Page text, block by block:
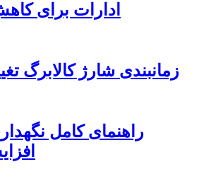
ادارات برای
زمانبندی شارژ کالابرگ
راهنمای کامل